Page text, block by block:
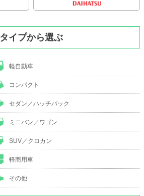
タイプから選ぶ
軽自動車
コンパクト
セダン／ハッチバック
ミニバン／ワゴン
SUV／クロカン
軽商用車
その他